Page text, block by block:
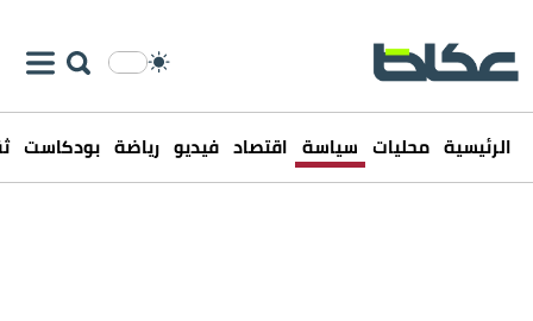
الرئيسية محليات سياسة اقتصاد فيديو رياضة بودكاست